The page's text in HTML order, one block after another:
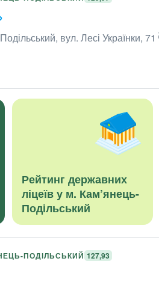
вул. Лесі Українки, 71
Рейтинг державних
ліцеїв у м. Кам’янець-
Подільський
ПОДІЛЬСЬКИЙ 127,93